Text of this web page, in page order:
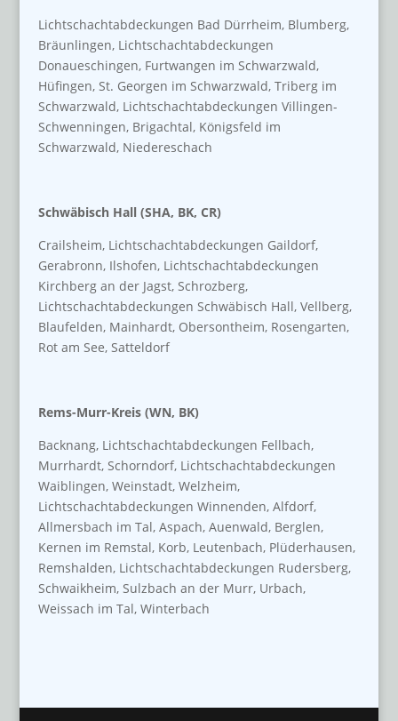
Lichtschachtabdeckungen Bad Dürrheim, Blumberg,
Bräunlingen, Lichtschachtabdeckungen
Donaueschingen, Furtwangen im Schwarzwald,
Hüfingen, St. Georgen im Schwarzwald, Triberg im
Schwarzwald, Lichtschachtabdeckungen Villingen-
Schwenningen, Brigachtal, Königsfeld im
Schwarzwald, Niedereschach
Schwäbisch Hall (SHA, BK, CR)
Crailsheim, Lichtschachtabdeckungen Gaildorf,
Gerabronn, Ilshofen, Lichtschachtabdeckungen
Kirchberg an der Jagst, Schrozberg,
Lichtschachtabdeckungen Schwäbisch Hall, Vellberg,
Blaufelden, Mainhardt, Obersontheim, Rosengarten,
Rot am See, Satteldorf
Rems-Murr-Kreis (WN, BK)
Backnang, Lichtschachtabdeckungen Fellbach,
Murrhardt, Schorndorf, Lichtschachtabdeckungen
Waiblingen, Weinstadt, Welzheim,
Lichtschachtabdeckungen Winnenden, Alfdorf,
Allmersbach im Tal, Aspach, Auenwald, Berglen,
Kernen im Remstal, Korb, Leutenbach, Plüderhausen,
Remshalden, Lichtschachtabdeckungen Rudersberg,
Schwaikheim, Sulzbach an der Murr, Urbach,
Weissach im Tal, Winterbach